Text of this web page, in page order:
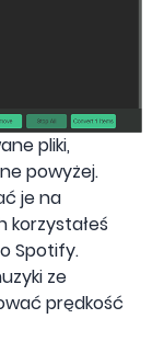
pliki,
powyżej.
je na
korzystałeś
Spotify.
ze
prędkość